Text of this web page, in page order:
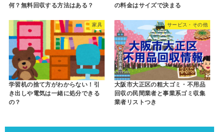
何？無料回収する方法はある？
の料金はサイズで決まる
家具
学習机の捨て方がわからない！引
き出しや電気は一緒に処分できる
の？
サービス・その他
大阪市大正区の粗大ゴミ・不用品
回収の民間業者と事業系ゴミ収集
業者リストつき